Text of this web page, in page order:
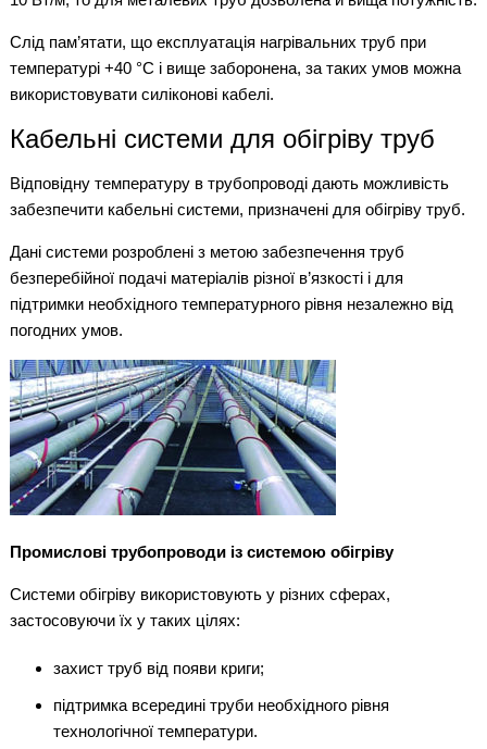
Слід пам’ятати, що експлуатація нагрівальних труб при
температурі +40 °С і вище заборонена, за таких умов можна
використовувати силіконові кабелі.
Кабельні системи для обігріву труб
Відповідну температуру в трубопроводі дають можливість
забезпечити кабельні системи, призначені для обігріву труб.
Дані системи розроблені з метою забезпечення труб
безперебійної подачі матеріалів різної в’язкості і для
підтримки необхідного температурного рівня незалежно від
погодних умов.
Промислові трубопроводи із системою обігріву
Системи обігріву використовують у різних сферах,
застосовуючи їх у таких цілях:
захист труб від появи криги;
підтримка всередині труби необхідного рівня
технологічної температури.